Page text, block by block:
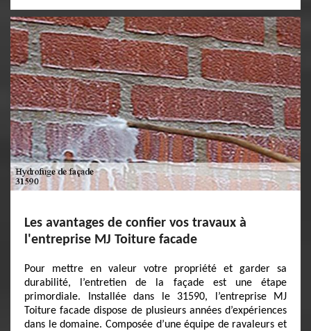
Les avantages de confier vos travaux à
l'entreprise MJ Toiture facade
Pour mettre en valeur votre propriété et garder sa
durabilité, l’entretien de la façade est une étape
primordiale. Installée dans le 31590, l’entreprise MJ
Toiture facade dispose de plusieurs années d’expériences
dans le domaine. Composée d’une équipe de ravaleurs et